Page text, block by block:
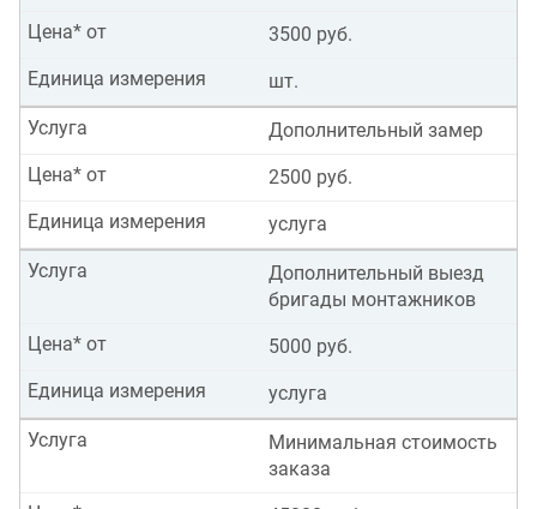
3500 руб.
Цена* от
шт.
Единица измерения
Дополнительный замер
Услуга
2500 руб.
Цена* от
услуга
Единица измерения
Дополнительный выезд
бригады монтажников
Услуга
5000 руб.
Цена* от
услуга
Единица измерения
Минимальная стоимость
заказа
Услуга